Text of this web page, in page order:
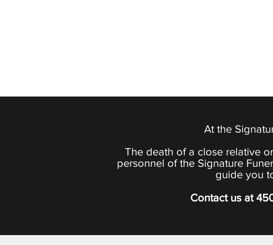
At the
The death of a close relative
personnel of the Signature
guide you
Contact us at